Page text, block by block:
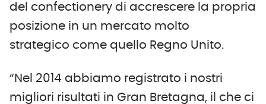
del confectionery di accrescere la propria
posizione in un mercato molto
strategico come quello Regno Unito.
“Nel 2014 abbiamo registrato i nostri
migliori risultati in Gran Bretagna, il che ci